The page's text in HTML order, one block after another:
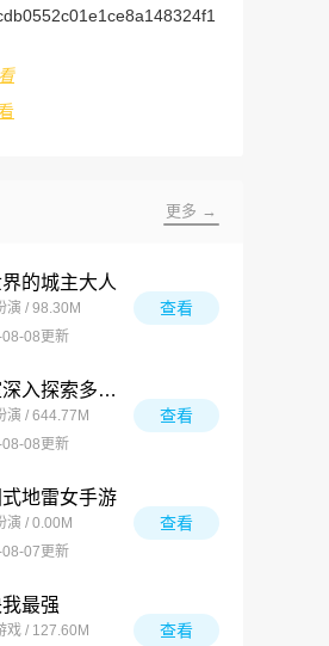
更多 →
的城主大人
演 / 98.30M
08更新
查看
后室深入探索多人联机版
演 / 644.77M
08更新
查看
地雷女手游
演 / 0.00M
07更新
查看
最强
戏 / 127.60M
查看